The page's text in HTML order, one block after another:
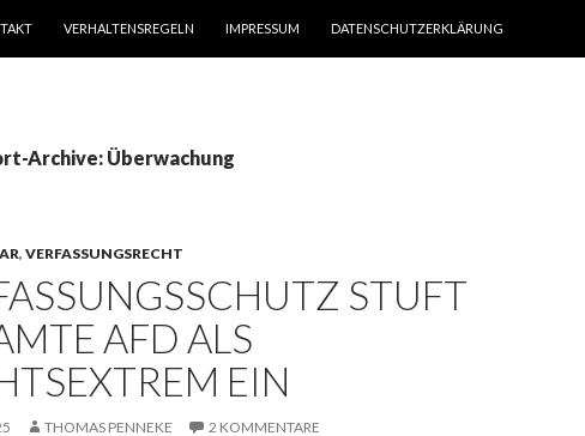
VERHALTENSREGELN IMPRESSUM DATENSCHUTZERKLÄRUNG
Archive: Überwachung
, VERFASSUNGSRECHT
STUFT
AFD ALS
EIN
THOMAS PENNEKE 2 KOMMENTARE